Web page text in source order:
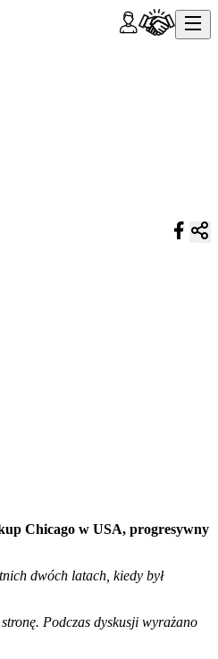
Chicago w USA, progresywny
dwóch latach, kiedy był
Podczas dyskusji wyrażano